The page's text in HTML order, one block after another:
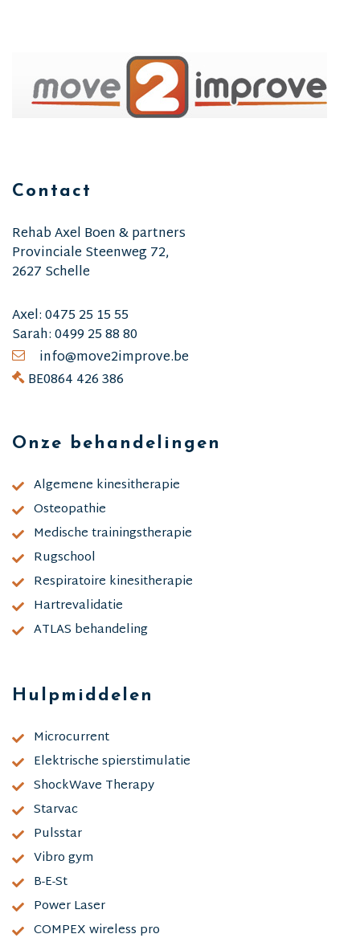
Contact
Rehab Axel Boen & partners
Provinciale Steenweg 72,
2627 Schelle
Axel:0475 25 15 55
Sarah:0499 25 88 80
info@move2improve.be
BE0864 426 386
Onze behandelingen
Algemene kinesitherapie
Osteopathie
Medische trainingstherapie
Rugschool
Respiratoire kinesitherapie
Hartrevalidatie
ATLAS behandeling
Hulpmiddelen
Microcurrent
Elektrische spierstimulatie
ShockWave Therapy
Starvac
Pulsstar
Vibro gym
B-E-St
Power Laser
COMPEX wireless pro